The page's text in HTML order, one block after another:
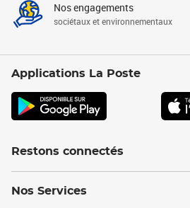
Nos engagements
sociétaux et environnementaux
Applications La Poste
Restons connectés
Nos Services